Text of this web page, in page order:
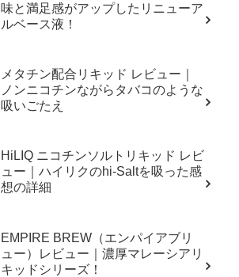
味と満足感がアップしたリニューア
ルベース液！
メタチン配合リキッド レビュー｜
ノンニコチンながらタバコのような
吸いごたえ
HiLIQ ニコチンソルトリキッド レビ
ュー｜ハイリクのhi-Saltを吸った感
想の詳細
EMPIRE BREW（エンパイアブリ
ュー）レビュー｜濃厚マレーシアリ
キッドシリーズ！